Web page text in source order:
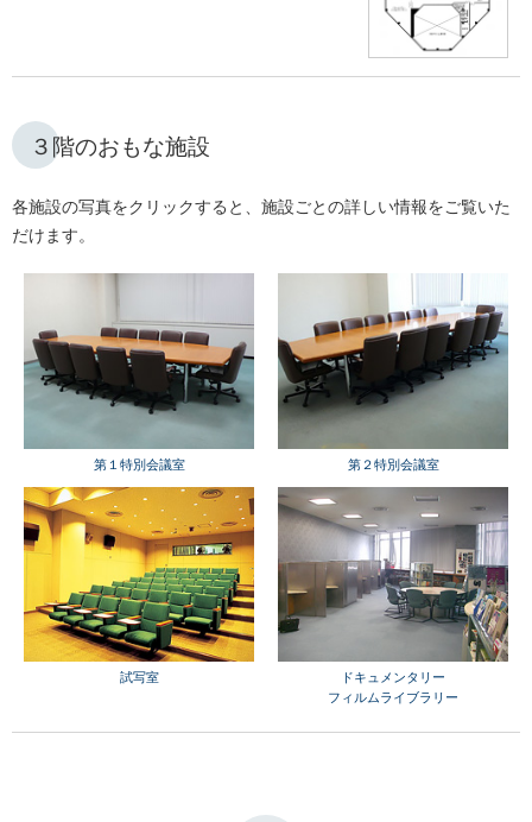
３階のおもな施設
各施設の写真をクリックすると、施設ごとの詳しい情報をご覧いた
だけます。
第１特別会議室 第２特別会議室
試写室
ドキュメンタリー
フィルムライブラリー